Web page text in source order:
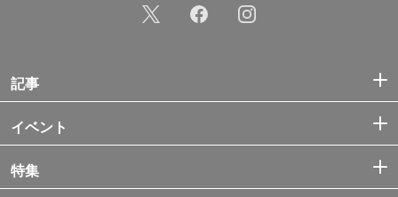
記事
イベント
特集